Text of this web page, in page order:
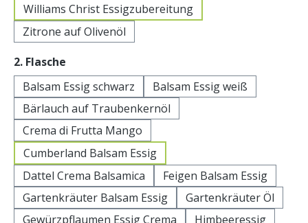
Williams Christ Essigzubereitung
Zitrone auf Olivenöl
2. Flasche
Balsam Essig schwarz
Balsam Essig weiß
Bärlauch auf Traubenkernöl
Crema di Frutta Mango
Cumberland Balsam Essig
Dattel Crema Balsamica
Feigen Balsam Essig
Gartenkräuter Balsam Essig
Gartenkräuter Öl
Gewürzpflaumen Essig Crema
Himbeeressig